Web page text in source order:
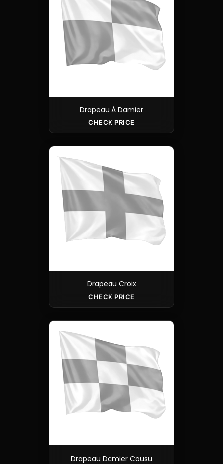
Drapeau À Damier
CHECK PRICE
Drapeau Croix
CHECK PRICE
Drapeau Damier Cousu